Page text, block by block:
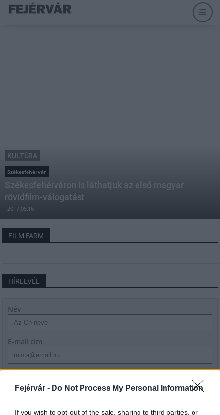
Fejérvár - Do Not Process My Personal Information
If you wish to opt-out of the sale, sharing to third parties, or
KULTÚRA
Székesfehérvár
Székesfehérváron is láthatjuk az első magyar
rövidfilm-válogatást
2017.05.16
FILM FARM
HÍRLEVÉL
Név
E-mail cím
szabályzatot!